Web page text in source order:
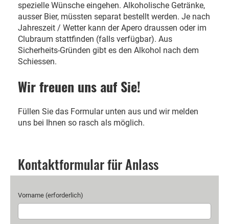
spezielle Wünsche eingehen. Alkoholische Getränke,
ausser Bier, müssten separat bestellt werden. Je nach
Jahreszeit / Wetter kann der Apero draussen oder im
Clubraum stattfinden (falls verfügbar). Aus
Sicherheits-Gründen gibt es den Alkohol nach dem
Schiessen.
Wir freuen uns auf Sie!
Füllen Sie das Formular unten aus und wir melden
uns bei Ihnen so rasch als möglich.
Kontaktformular für Anlass
Vorname (erforderlich)